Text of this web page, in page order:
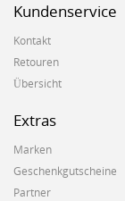
Kundenservice
Kontakt
Retouren
Übersicht
Extras
Marken
Geschenkgutscheine
Partner